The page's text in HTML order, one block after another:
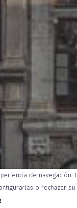
de
o rechazar su